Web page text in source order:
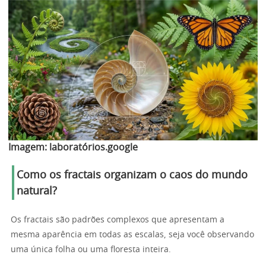
Imagem: laboratórios.google
Como os fractais organizam o caos do mundo
natural?
Os fractais são padrões complexos que apresentam a
mesma aparência em todas as escalas, seja você observando
uma única folha ou uma floresta inteira.